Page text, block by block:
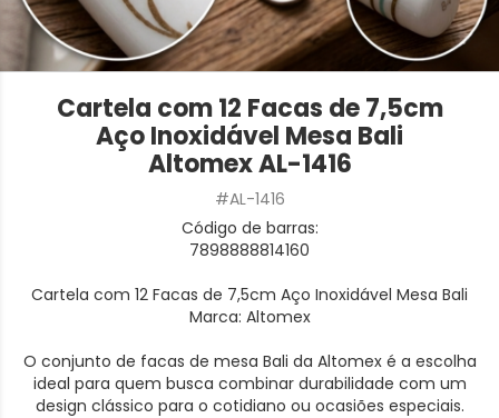
Cartela com 12 Facas de 7,5cm
Aço Inoxidável Mesa Bali
Altomex AL-1416
#AL-1416
Código de barras:
7898888814160
Cartela com 12 Facas de 7,5cm Aço Inoxidável Mesa Bali
Marca: Altomex
O conjunto de facas de mesa Bali da Altomex é a escolha
ideal para quem busca combinar durabilidade com um
design clássico para o cotidiano ou ocasiões especiais.